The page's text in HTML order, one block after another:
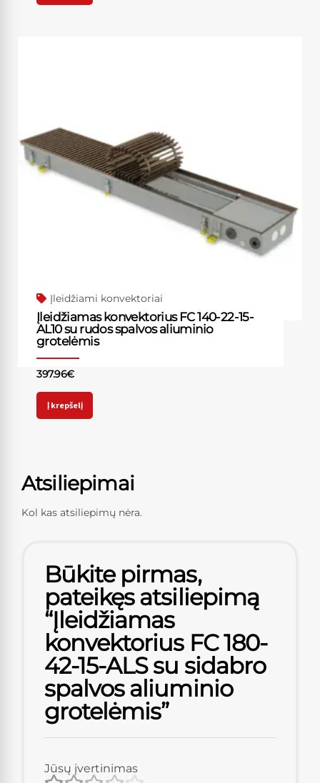
Įleidžiami konvektoriai
Įleidžiamas konvektorius FC 140-22-15-
AL10 su rudos spalvos aliuminio
grotelėmis
397.96€
Į krepšelį
Atsiliepimai
Kol kas atsiliepimų nėra.
Būkite pirmas,
pateikęs atsiliepimą
“Įleidžiamas
konvektorius FC 180-
42-15-ALS su sidabro
spalvos aliuminio
grotelėmis”
Jūsų įvertinimas